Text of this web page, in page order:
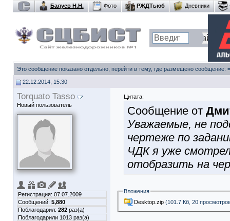
Балуев Н.Н. Фото РЖДТьюб Дневники
Это сообщение показано отдельно, перейти в тему, где размещено сообщение:
22.12.2014, 15:30
Torquato Tasso
Новый пользователь
Регистрация: 07.07.2009
Сообщений: 5,880
Поблагодарил: 282 раз(а)
Поблагодарили 1013 раз(а)
Цитата:
Сообщение от
Уважаемые, не
чертеже по
ЧДК я уже
отобразить на
Вложения
Desktop.zip (101.7 Кб, 20